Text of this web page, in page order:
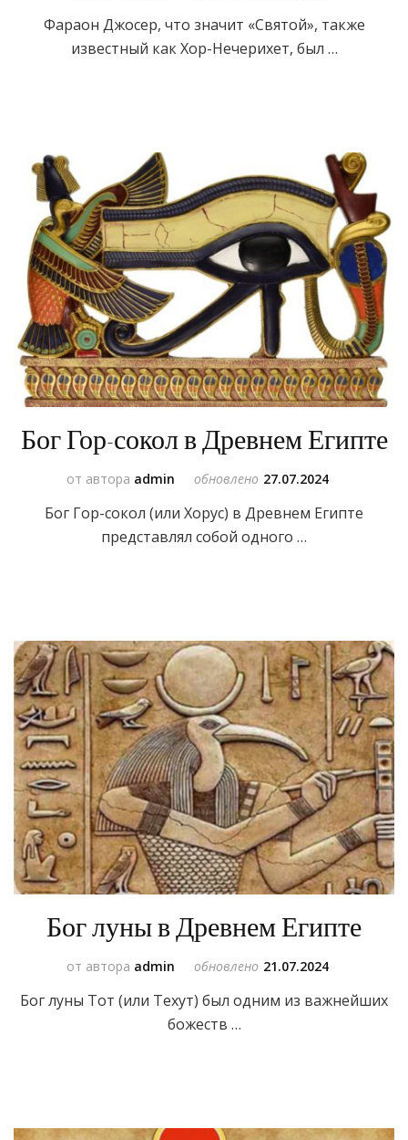
Фараон Джосер, что значит «Святой», также
известный как Хор-Нечерихет, был …
Бог Гор-сокол в Древнем Египте
от автора admin обновлено 27.07.2024
Бог Гор-сокол (или Хорус) в Древнем Египте
представлял собой одного …
Бог луны в Древнем Египте
от автора admin обновлено 21.07.2024
Бог луны Тот (или Техут) был одним из важнейших
божеств …